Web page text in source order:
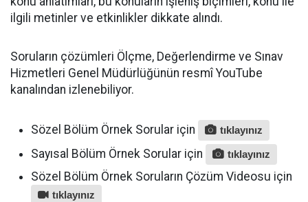
ilgili metinler ve etkinlikler dikkate alındı.
Soruların çözümleri Ölçme, Değerlendirme ve Sınav
Hizmetleri Genel Müdürlüğünün resmî YouTube
kanalından izlenebiliyor.
Sözel Bölüm Örnek Sorular için tıklayınız
Sayısal Bölüm Örnek Sorular için tıklayınız
Sözel Bölüm Örnek Soruların Çözüm Videosu için
tıklayınız